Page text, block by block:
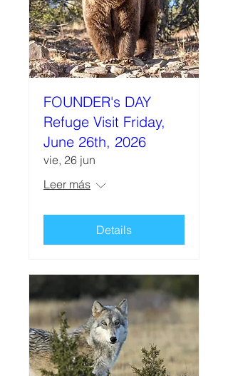
FOUNDER's DAY
Refuge Visit Friday,
June 26th, 2026
vie, 26 jun
Leer más
Details